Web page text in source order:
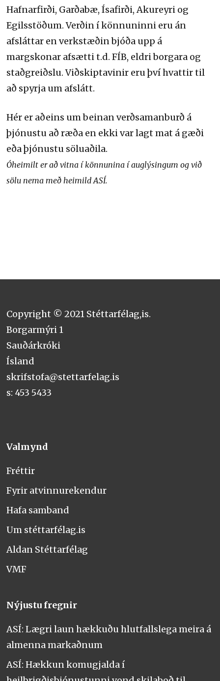
Hafnarfirði, Garðabæ, Ísafirði, Akureyri og
Egilsstöðum. Verðin í könnuninni eru án
afsláttar en verkstæðin bjóða upp á
margskonar afsætti t.d. FÍB, eldri borgara og
staðgreiðslu. Viðskiptavinir eru því hvattir til
að spyrja um afslátt.
Hér er aðeins um beinan verðsamanburð á
þjónustu að ræða en ekki var lagt mat á gæði
eða þjónustu söluaðila.
Óheimilt er að vitna í könnunina í auglýsingum og við
sölu nema með heimild ASÍ.
Copyright © 2021 Stéttarfélag,is.
Borgarmýri 1
Sauðárkróki
Ísland
skrifstofa@stettarfelag.is
s: 453 5433
Valmynd
Fréttir
Fyrir atvinnurekendur
Hafa samband
Um stéttarfélag.is
Aldan Stéttarfélag
VMF
Nýjustu fregnir
ASÍ: Lægri laun hækkuðu hlutfallslega meira á
almenna markaðnum
ASÍ: Hækkun komugjalda í